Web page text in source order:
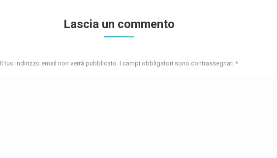
Lascia un commento
Il tuo indirizzo email non verrà pubblicato. I campi obbligatori sono contrassegnati *